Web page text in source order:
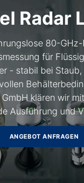
Radar
80-GHz-
für
- stabil bei
GmbH klären wir
Ausführung und
ANGEBOT ANFRAGEN